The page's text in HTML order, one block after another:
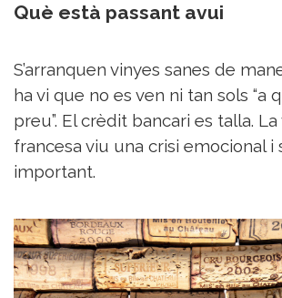
Què està passant avui
S’arranquen vinyes sanes de
ha vi que no es ven ni tan sols “a
preu”. El crèdit bancari es talla. La
francesa viu una crisi emocional i
important.